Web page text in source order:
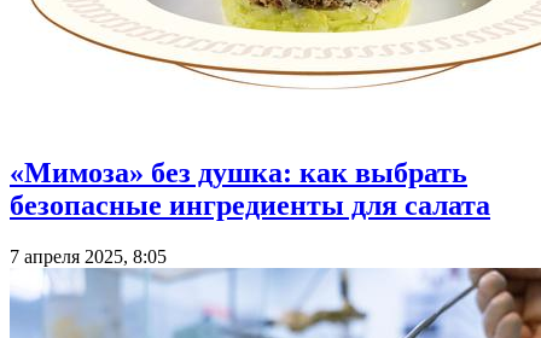
«Мимоза» без душка: как выбрать
безопасные ингредиенты для салата
7 апреля 2025, 8:05